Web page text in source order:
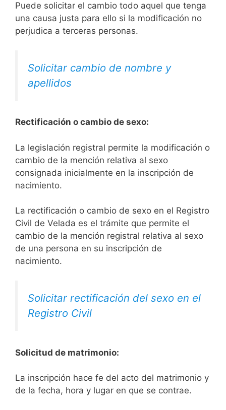
Puede solicitar el cambio todo aquel que tenga
una causa justa para ello si la modificación no
perjudica a terceras personas.
Solicitar cambio de nombre y
apellidos
Rectificación o cambio de sexo:
La legislación registral permite la modificación o
cambio de la mención relativa al sexo
consignada inicialmente en la inscripción de
nacimiento.
La rectificación o cambio de sexo en el Registro
Civil de Velada es el trámite que permite el
cambio de la mención registral relativa al sexo
de una persona en su inscripción de
nacimiento.
Solicitar rectificación del sexo en el
Registro Civil
Solicitud de matrimonio:
La inscripción hace fe del acto del matrimonio y
de la fecha, hora y lugar en que se contrae.